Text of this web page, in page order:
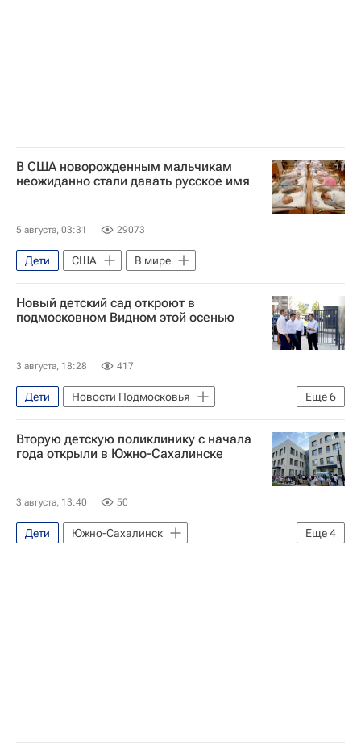
В США новорожденным мальчикам
неожиданно стали давать русское имя
5 августа, 03:31 29073
Дети США В мире
Новый детский сад откроют в
подмосковном Видном этой осенью
3 августа, 18:28 417
Еще6
Дети
Новости Подмосковья
Строительство
Андрей Воробьев
Госдума РФ
Роман Терюшков
Вторую детскую поликлинику с начала
года открыли в Южно-Сахалинске
3 августа, 13:40 50
Еще4
Дети
Южно-Сахалинск
Сахалинская область